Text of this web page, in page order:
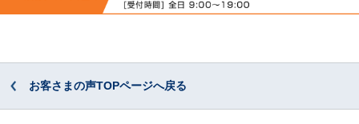
お客さまの声TOPページへ戻る